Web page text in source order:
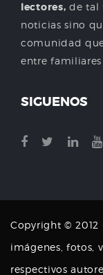
lectores, de tal
noticias sino
comunidad
entre familiares
SIGUENOS
Copyright © 2012
imágenes, fotos,
respectivos